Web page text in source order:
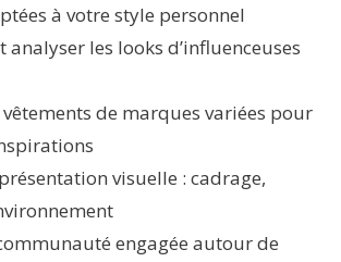
à votre style personnel
analyser les looks d’influenceuses
de marques variées pour
visuelle : cadrage,
engagée autour de